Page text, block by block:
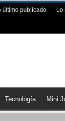
último publicado Lo
Tecnología Mini